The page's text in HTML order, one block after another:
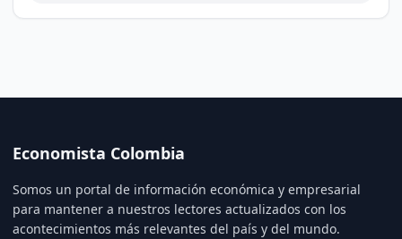
Economista Colombia
Somos un portal de información económica y empresarial
para mantener a nuestros lectores actualizados con los
acontecimientos más relevantes del país y del mundo.